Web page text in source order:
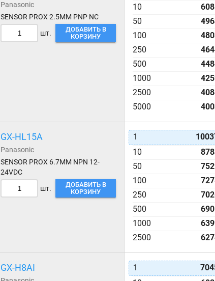
Panasonic
SENSOR PROX 2.5MM PNP NC
шт.
ДОБАВИТЬ В
КОРЗИНУ
GX-HL15A
Panasonic
SENSOR PROX 6.7MM NPN 12-
24VDC
шт.
ДОБАВИТЬ В
КОРЗИНУ
GX-H8AI
10
50
100
250
500
1000
2500
5000
1
10
50
100
250
500
1000
2500
1